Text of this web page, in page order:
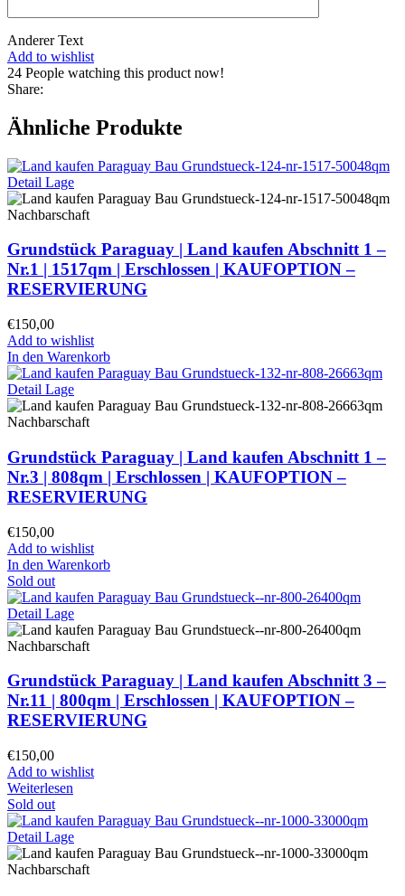
Anderer Text
Add to wishlist
24 People watching this product now!
Share:
Ähnliche Produkte
Grundstück Paraguay | Land kaufenAbschnitt 1 –
Nr.1 | 1517qm | Erschlossen | KAUFOPTION –
RESERVIERUNG
€150,00
Add to wishlist
In den Warenkorb
Grundstück Paraguay | Land kaufen Abschnitt 1 –
Nr.3 | 808qm | Erschlossen | KAUFOPTION –
RESERVIERUNG
€150,00
Add to wishlist
In den Warenkorb
Sold out
Grundstück Paraguay | Land kaufenAbschnitt 3 –
Nr.11 | 800qm | Erschlossen | KAUFOPTION –
RESERVIERUNG
€150,00
Add to wishlist
Weiterlesen
Sold out